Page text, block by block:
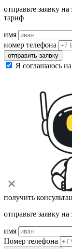
отправьте заявку
тариф
имя
номер телефона
отправить заявку
Я соглашаюсь
получить
отправьте заявку
имя
Номер телефона